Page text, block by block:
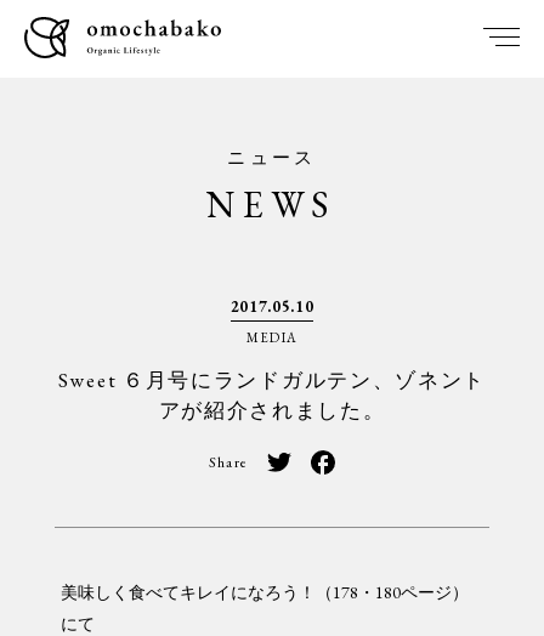
ニュース
NEWS
2017.05.10
MEDIA
Sweet ６月号にランドガルテン、ゾネント
アが紹介されました。
Share
美味しく食べてキレイになろう！（178・180ページ）
にて